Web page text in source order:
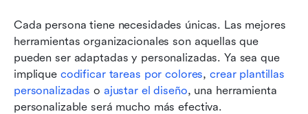
Cada persona tiene necesidades únicas. Las mejores
herramientas organizacionales son aquellas que
pueden ser adaptadas y personalizadas. Ya sea que
implique codificar tareas por colores, crear plantillas
personalizadas o ajustar el diseño, una herramienta
personalizable será mucho más efectiva.